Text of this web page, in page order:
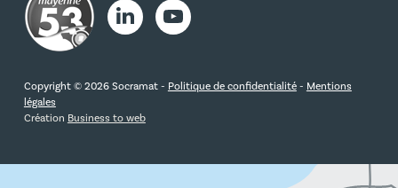
Copyright © 2026 Socramat - Politique de confidentialité- Mentions
légales
Création Business to web